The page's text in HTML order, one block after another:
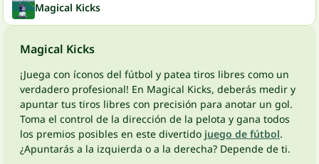
Magical Kicks
Magical Kicks
¡Juega con íconos del fútbol y patea tiros libres como un
verdadero profesional! En Magical Kicks, deberás medir y
apuntar tus tiros libres con precisión para anotar un gol.
Toma el control de la dirección de la pelota y gana todos
los premios posibles en este divertido juego de fútbol.
¿Apuntarás a la izquierda o a la derecha? Depende de ti.